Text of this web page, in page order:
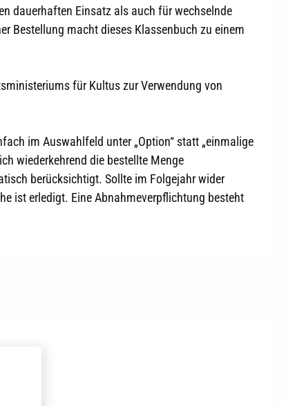
dauerhaften Einsatz als auch für wechselnde
Bestellung macht dieses Klassenbuch zu einem
für Kultus zur Verwendung von
im Auswahlfeld unter „Option“ statt „einmalige
wiederkehrend die bestellte Menge
berücksichtigt. Sollte im Folgejahr wider
ist erledigt. Eine Abnahmeverpflichtung besteht